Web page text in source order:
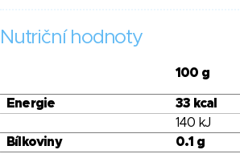
Nutriční hodnoty
100 g
Energie 33 kcal
140 kJ
Bílkoviny
0.1 g